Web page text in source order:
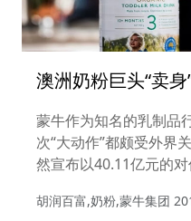
澳洲奶粉巨头“卖
是重生？
蒙牛作为知名的乳制品
次“大动作”都颇受外界
然宣布以40.11亿元的
的时间，蒙牛再次发布
胡润百富,奶粉,蒙牛集团